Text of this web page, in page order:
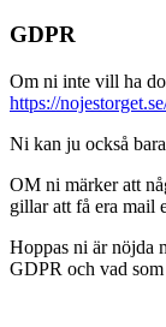
GDPR
Om ni inte vill ha
https://
Ni kan ju också
OM ni märker att
gillar att få era mail
Hoppas ni är nöjda
GDPR och vad som